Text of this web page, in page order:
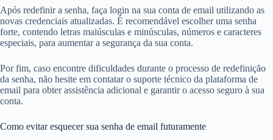
Após redefinir a senha, faça login na sua conta de email utilizando as
novas credenciais atualizadas. É recomendável escolher uma senha
forte, contendo letras maiúsculas e minúsculas, números e caracteres
especiais, para aumentar a segurança da sua conta.
Por fim, caso encontre dificuldades durante o processo de redefinição
da senha, não hesite em contatar o suporte técnico da plataforma de
email para obter assistência adicional e garantir o acesso seguro à sua
conta.
Como evitar esquecer sua senha de email futuramente